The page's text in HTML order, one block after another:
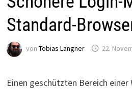
Standard-
von Tobias Langner 22.
Einen geschützten Bereich